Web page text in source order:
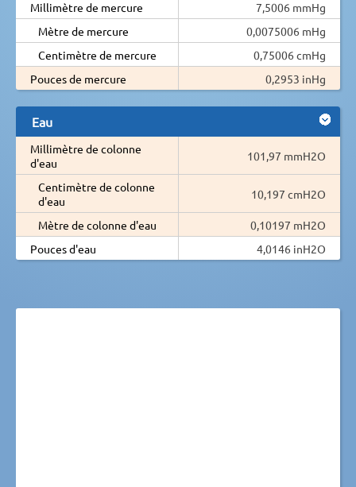
Millimètre de mercure
7,5006 mmHg
Mètre de mercure
0,0075006 mHg
Centimètre de mercure
0,75006 cmHg
Pouces de mercure
0,2953 inHg
Eau
Millimètre de colonne
d'eau
101,97 mmH2O
Centimètre de colonne
d'eau
10,197 cmH2O
Mètre de colonne d'eau
0,10197 mH2O
Pouces d'eau
4,0146 inH2O